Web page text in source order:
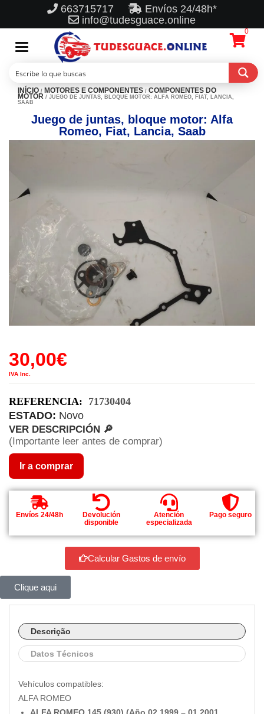
663715717
Envíos 24/48h*
info@tudesguace.online
Toggle
navigation
0
INÍCIO / MOTORES E COMPONENTES / COMPONENTES DO
MOTOR / JUEGO DE JUNTAS, BLOQUE MOTOR: ALFA ROMEO, FIAT, LANCIA,
SAAB
Juego de juntas, bloque motor: Alfa
Romeo, Fiat, Lancia, Saab
30,00€
IVA Inc.
REFERENCIA: 71730404
ESTADO: Novo
VER DESCRIPCIÓN 🔎
(Importante leer antes de comprar)
Ir a comprar
Envíos 24/48h
Devolución
disponible
Atención
especializada
Pago seguro
Calcular Gastos de envío
Clique aqui
Descrição
Datos Técnicos
Vehículos compatibles:
ALFA ROMEO
ALFA ROMEO 145 (930) (Año 02.1999 – 01.2001,